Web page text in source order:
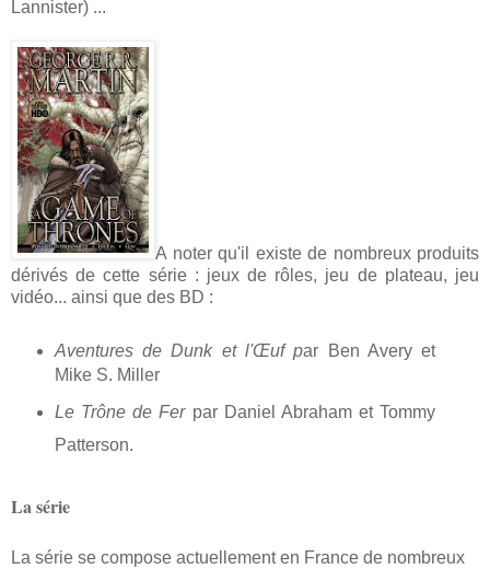
Lannister) ...
A noter qu'il existe de nombreux produits
dérivés de cette série : jeux de rôles, jeu de plateau, jeu
vidéo... ainsi que des BD :
Aventures de Dunk et l'Œuf par Ben Avery et
Mike S. Miller
Le Trône de Ferpar Daniel AbrahametTommy
Patterson.
La série
La série se compose actuellement en France de nombreux